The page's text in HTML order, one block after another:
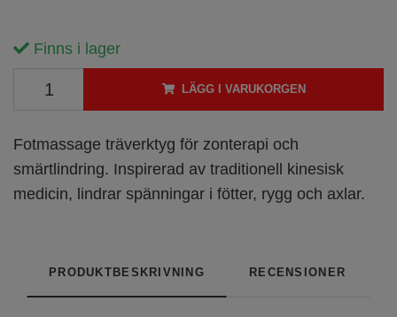
Finns i lager
LÄGG I VARUKORGEN
Fotmassage träverktyg för zonterapi och
smärtlindring. Inspirerad av traditionell kinesisk
medicin, lindrar spänningar i fötter, rygg och axlar.
PRODUKTBESKRIVNING RECENSIONER